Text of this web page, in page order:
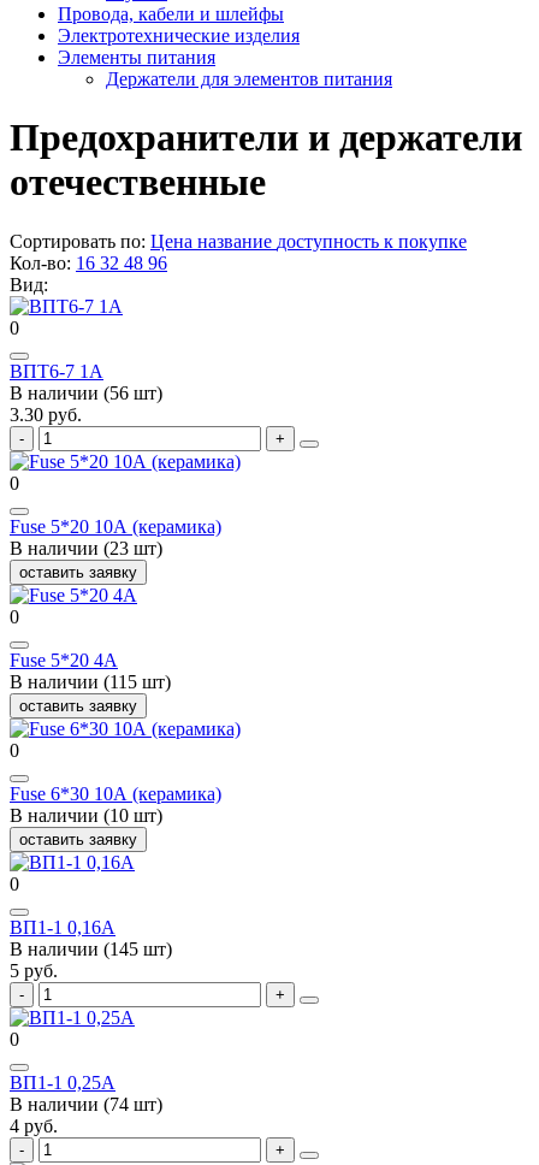
Провода, кабели и шлейфы
Электротехнические изделия
Элементы питания
Держатели для элементов питания
Предохранители и держатели
отечественные
Сортировать по: Цена название доступность к покупке
Кол-во: 16 32 48 96
Вид:
0
ВПТ6-7 1А
В наличии (56 шт)
3.30 руб.
0
Fuse 5*20 10А (керамика)
В наличии (23 шт)
оставить заявку
0
Fuse 5*20 4А
В наличии (115 шт)
оставить заявку
0
Fuse 6*30 10А (керамика)
В наличии (10 шт)
оставить заявку
0
ВП1-1 0,16А
В наличии (145 шт)
5 руб.
0
ВП1-1 0,25А
В наличии (74 шт)
4 руб.